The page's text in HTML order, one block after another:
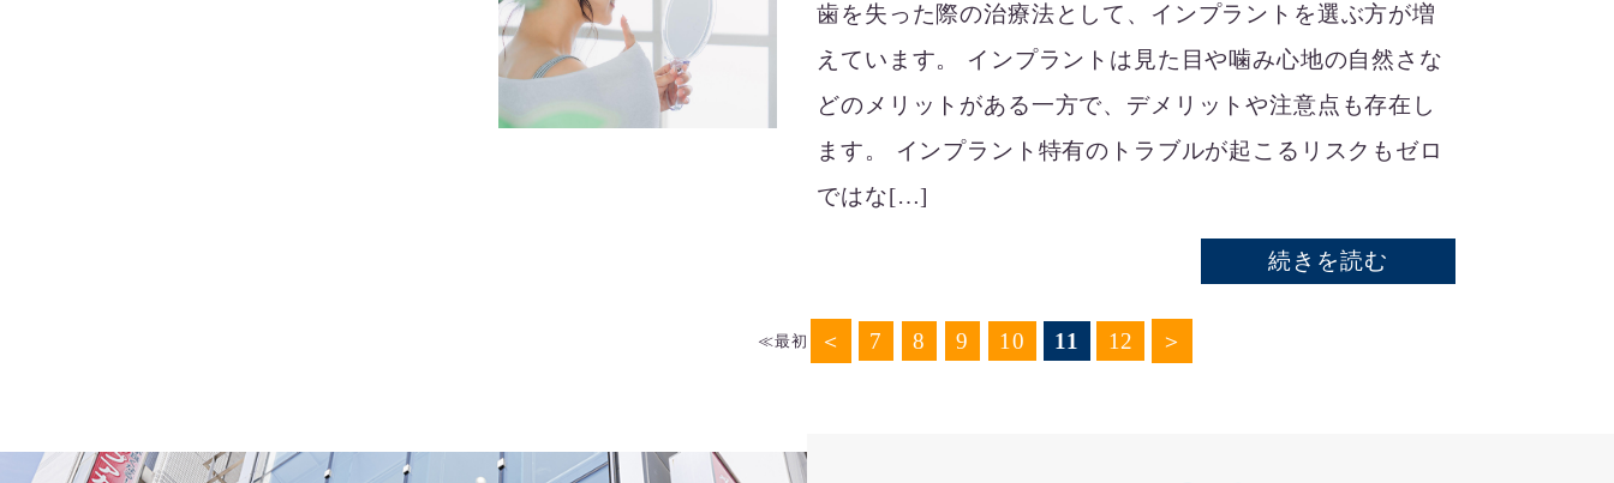
歯を失った際の治療法として、インプラントを選ぶ方が増
えています。 インプラントは見た目や噛み心地の自然さな
どのメリットがある一方で、デメリットや注意点も存在し
ます。 インプラント特有のトラブルが起こるリスクもゼロ
ではな[…]
続きを読む
≪最初 ＜ 7 8 9 10 11 12 ＞